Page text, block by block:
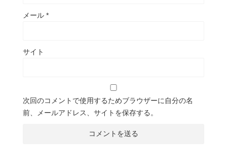
メール *
サイト
次回のコメントで使用するためブラウザーに自分の名
前、メールアドレス、サイトを保存する。